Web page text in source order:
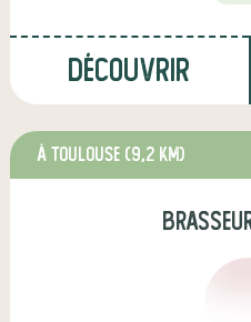
Découvrir
à Toulouse (9,2 km)